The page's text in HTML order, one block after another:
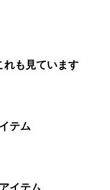
れも見ています
テム